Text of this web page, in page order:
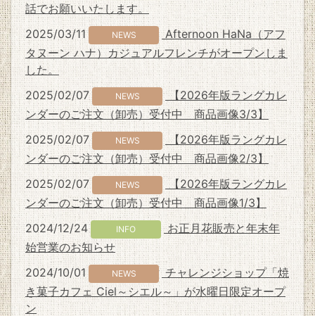
話でお願いいたします。
2025/03/11
NEWS
Afternoon HaNa（アフ
タヌーン ハナ）カジュアルフレンチがオープンしま
した。
2025/02/07
NEWS
【2026年版ラングカレ
ンダーのご注文（卸売）受付中 商品画像3/3】
2025/02/07
NEWS
【2026年版ラングカレ
ンダーのご注文（卸売）受付中 商品画像2/3】
2025/02/07
NEWS
【2026年版ラングカレ
ンダーのご注文（卸売）受付中 商品画像1/3】
2024/12/24
INFO
お正月花販売と年末年
始営業のお知らせ
2024/10/01
NEWS
チャレンジショップ「焼
き菓子カフェ Ciel～シエル～」が水曜日限定オープ
ン